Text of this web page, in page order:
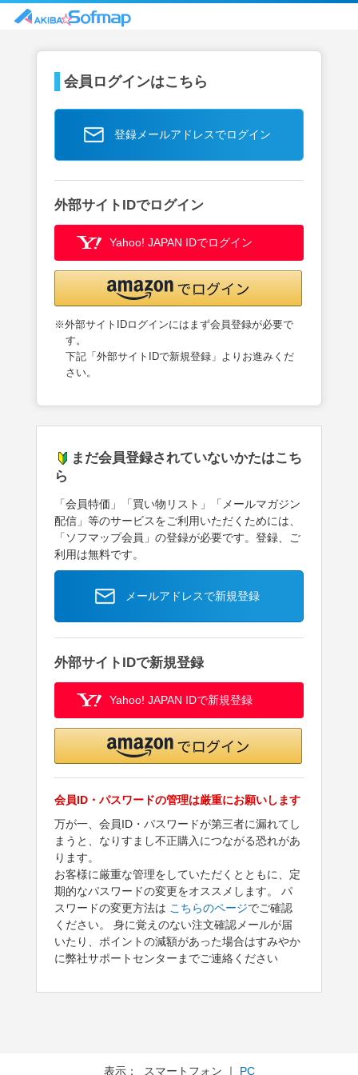
会員ログインはこちら
登録メールアドレスでログイン
外部サイトIDでログイン
Yahoo! JAPAN IDでログイン
※外部サイトIDログインにはまず会員登録が必要で
す。
下記「外部サイトIDで新規登録」よりお進みくだ
さい。
まだ会員登録されていないかたはこち
ら
「会員特価」「買い物リスト」「メールマガジン
配信」等のサービスをご利用いただくためには、
「ソフマップ会員」の登録が必要です。登録、ご
利用は無料です。
メールアドレスで新規登録
外部サイトIDで新規登録
Yahoo! JAPAN IDで新規登録
会員ID・パスワードの管理は厳重にお願いします
万が一、会員ID・パスワードが第三者に漏れてし
まうと、なりすまし不正購入につながる恐れがあ
ります。
お客様に厳重な管理をしていただくとともに、定
期的なパスワードの変更をオススメします。 パ
スワードの変更方法は こちらのページでご確認
ください。 身に覚えのない注文確認メールが届
いたり、ポイントの減額があった場合はすみやか
に弊社サポートセンターまでご連絡ください
表示： スマートフォン ｜ PC